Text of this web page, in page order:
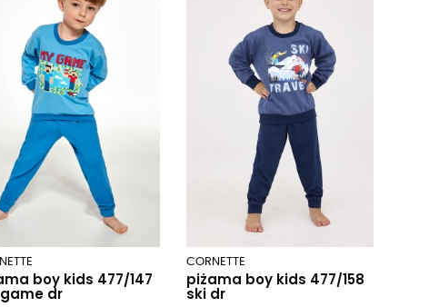
boy kids 477/147
dr
CORNETTE
piżama boy kids 477/158
ski dr